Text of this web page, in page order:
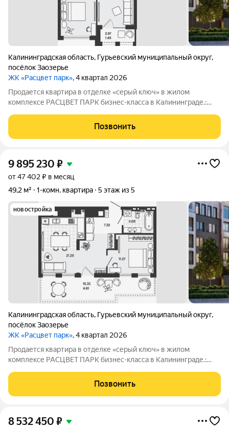
Калининградская область, Гурьевский муниципальный округ,
посёлок Заозерье
ЖК «Расцвет парк», 4 квартал 2026
Продается квартира в отделке «серый ключ» в жилом
комплексе РАСЦВЕТ ПАРК бизнес-класса в Калининграде.:
Виды на озеро и природу благодаря панорамному остеклению.
Продуманная
Позвонить
9 895 230 ₽
от 47 402 ₽ в месяц
49,2 м²
1-комн. квартира 5 этаж из 5
новостройка
Калининградская область, Гурьевский муниципальный округ,
посёлок Заозерье
ЖК «Расцвет парк», 4 квартал 2026
Продается квартира в отделке «серый ключ» в жилом
комплексе РАСЦВЕТ ПАРК бизнес-класса в Калининграде.:
Виды на озеро и природу благодаря панорамному остеклению.
Продуманная
Позвонить
8 532 450 ₽